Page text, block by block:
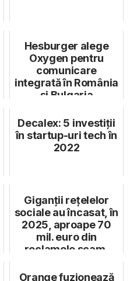
Hesburger alege
Oxygen pentru
comunicare
integrată în România
și Bulgaria
Decalex: 5 investiții
în startup-uri tech în
2022
Giganții rețelelor
sociale au încasat, în
2025, aproape 70
mil. euro din
reclamele scam,
Orange fuzionează